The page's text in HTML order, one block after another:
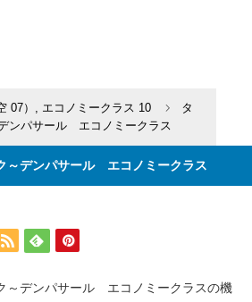
07） , エコノミークラス 10
タ
ンパサール エコノミークラス
～デンパサール エコノミークラス
～デンパサール エコノミークラスの機